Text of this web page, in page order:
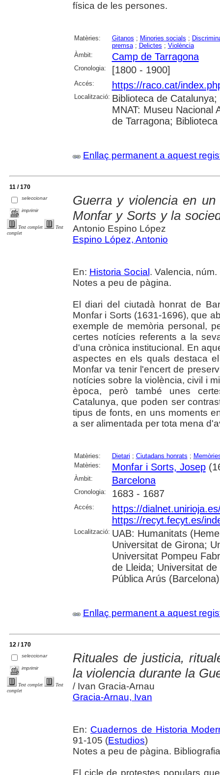
física de les persones.
Matèries: Gitanos ; Minories socials ;
premsa; Delictes ; Violència
Àmbit:
Camp de Tarragona
Cronologia: [1800 - 1900]
Accés: https://raco.cat/
Localització: Biblioteca de
MNAT: Museu Nacional
de Tarragona;
Enllaç permanent a aquest
11 / 170
seleccionar
imprimir
Text complet
Text
complet
Guerra y violencia en
Monfar y Sorts y la
Antonio Espino López
Espino López, Antonio
En: Historia Social . Valencia,
Notes a peu de pàgina.
El diari del ciutadà honrat de
Monfar i Sorts (1631-1696), que
exemple de memòria personal,
certes notícies referents a la
d'una crònica institucional. En
aspectes en els quals destaca
Monfar va tenir l'encert de
notícies sobre la violència, civil i
època, però també unes
Catalunya, que poden ser
tipus de fonts, en uns moments
a ser alimentada per tota mena
Matèries: Dietari ; Ciutadans honrats ;
Matèries:
Monfar i Sorts, Josep
Àmbit: Barcelona
Cronologia: 1683 - 1687
Accés:
https://
https://recyt.fecyt.es/
Localització: UAB: Humanitats
Universitat de Girona;
Universitat Pompeu
de Lleida; Universitat
Pública Arús (Barcelona)
Enllaç permanent a aquest
12 / 170
seleccionar
imprimir
Text complet
Text
complet
Rituales de justicia,
la violencia durante la
/ Ivan Gracia-Arnau
Gracia-Arnau, Ivan
En: Cuadernos de Historia
91-105 (Estudios)
Notes a peu de pàgina.
El cicle de protestes populars